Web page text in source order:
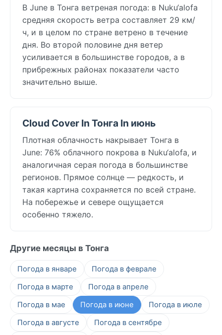
В June в Тонга ветреная погода: в Nuku‘alofa
средняя скорость ветра составляет 29 км/
ч, и в целом по стране ветрено в течение
дня. Во второй половине дня ветер
усиливается в большинстве городов, а в
прибрежных районах показатели часто
значительно выше.
Cloud Cover In Тонга In июнь
Плотная облачность накрывает Тонга в
June: 76% облачного покрова в Nuku‘alofa, и
аналогичная серая погода в большинстве
регионов. Прямое солнце — редкость, и
такая картина сохраняется по всей стране.
На побережье и севере ощущается
особенно тяжело.
Другие месяцы в Тонга
Погода в январе
Погода в феврале
Погода в марте
Погода в апреле
Погода в мае
Погода в июне
Погода в июле
Погода в августе
Погода в сентябре